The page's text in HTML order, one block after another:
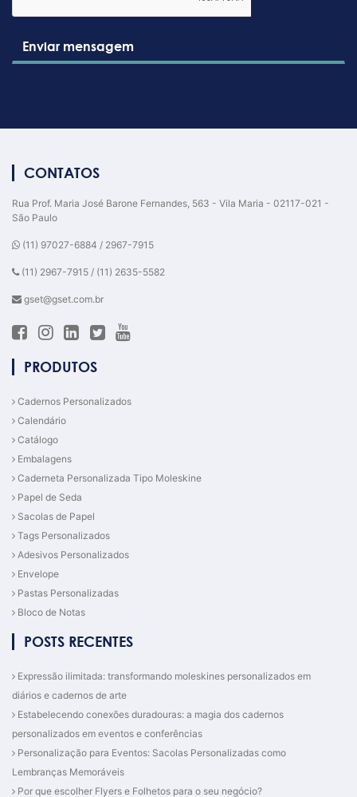
Enviar mensagem
CONTATOS
Rua Prof. Maria José Barone Fernandes, 563 - Vila Maria - 02117-021 -
São Paulo
(11) 97027-6884 / 2967-7915
(11) 2967-7915 / (11) 2635-5582
gset@gset.com.br
PRODUTOS
Cadernos Personalizados
Calendário
Catálogo
Embalagens
Caderneta Personalizada Tipo Moleskine
Papel de Seda
Sacolas de Papel
Tags Personalizados
Adesivos Personalizados
Envelope
Pastas Personalizadas
Bloco de Notas
POSTS RECENTES
Expressão ilimitada: transformando moleskines personalizados em
diários e cadernos de arte
Estabelecendo conexões duradouras: a magia dos cadernos
personalizados em eventos e conferências
Personalização para Eventos: Sacolas Personalizadas como
Lembranças Memoráveis
Por que escolher Flyers e Folhetos para o seu negócio?